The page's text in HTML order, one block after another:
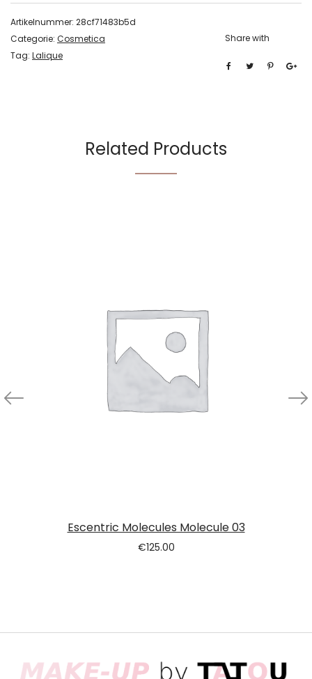
Artikelnummer: 28cf71483b5d
Categorie: Cosmetica
Tag: Lalique
Share with
Related Products
Escentric Molecules Molecule 03
€125.00